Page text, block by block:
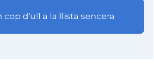
cop d'ull a la llista sencera